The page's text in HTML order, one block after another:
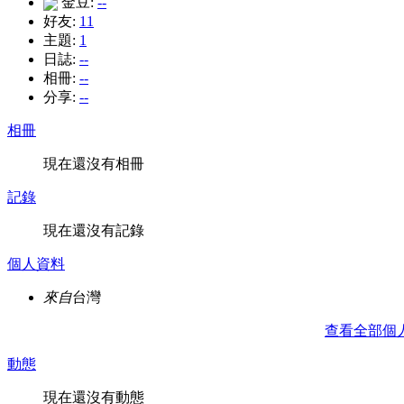
好友: 11
主題: 1
日誌: --
相冊: --
分享: --
相冊
現在還沒有相冊
記錄
現在還沒有記錄
個人資料
來自台灣
查看全部個
動態
現在還沒有動態